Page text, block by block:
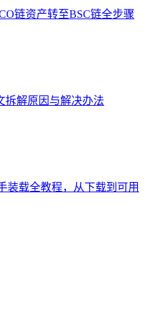
链资产转至BSC链全步骤
拆解原因与解决办法
装载全教程，从下载到可用